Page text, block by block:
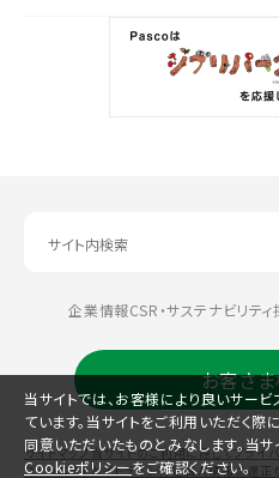
企業情報CSR・サステナビリティ
お客さ
サイトマップ当サイトのご利用に際してプライ
コミュニティガイドライン特定個人情報の適正
当サイトでは、お客様により良いサー
ています。当サイトをご利用いただく
同意いただいたものとみなします。当
Cookieポリシーをご確認ください。